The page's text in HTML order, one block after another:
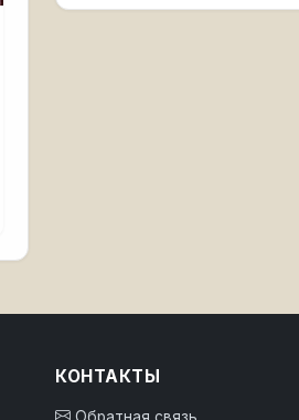
КОНТАКТЫ
Обратная связь